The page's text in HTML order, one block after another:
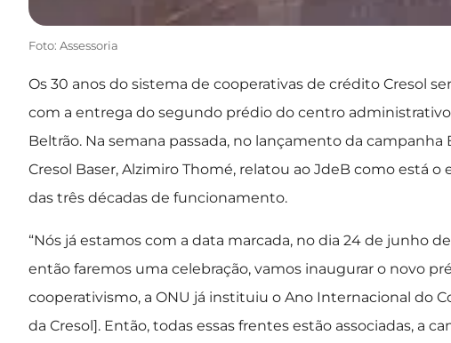
Foto: Assessoria
Os 30 anos do sistema de cooperativas de crédito Cresol
com a entrega do segundo prédio do centro administrativo
Beltrão. Na semana passada, no lançamento da
Cresol Baser, Alzimiro Thomé, relatou ao JdeB como está
das três décadas de funcionamento.
“Nós já estamos com a data marcada, no dia 24 de junho
então faremos uma celebração, vamos inaugurar o novo
cooperativismo, a ONU já instituiu o Ano Internacional do
da Cresol]. Então, todas essas frentes estão associadas, a